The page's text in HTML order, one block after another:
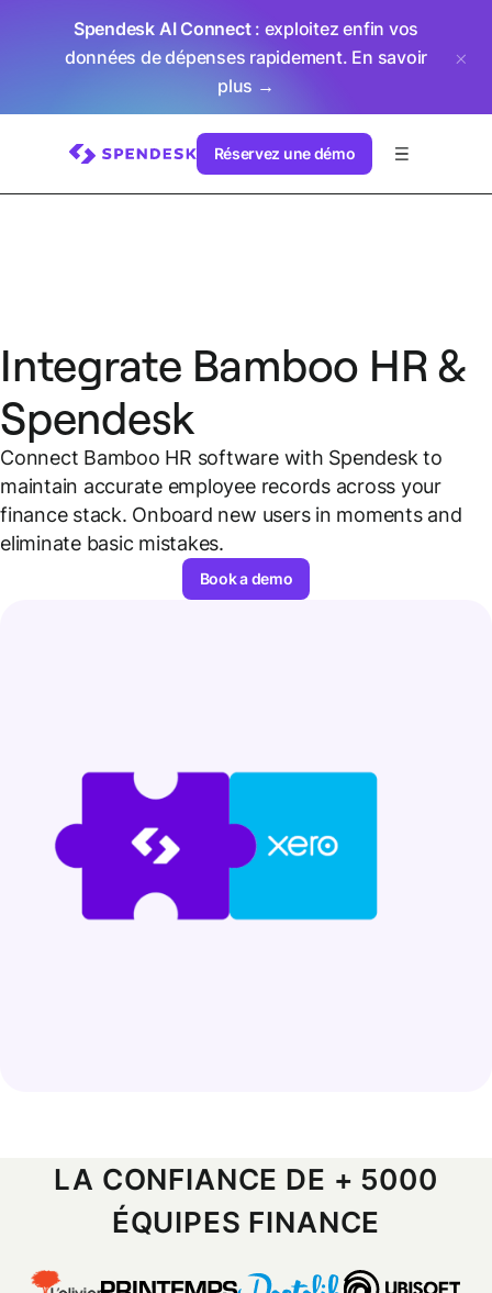
Spendesk AI Connect: exploitez enfin vos
données de dépenses rapidement. En savoir
plus →
Réservez une démo
Integrate Bamboo HR &
Spendesk
Connect Bamboo HR software with Spendesk to
maintain accurate employee records across your
finance stack. Onboard new users in moments and
eliminate basic mistakes.
Book a demo
LA CONFIANCE DE + 5000
ÉQUIPES FINANCE